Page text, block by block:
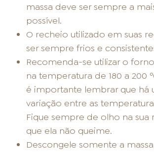
massa deve ser sempre a
possível.
O recheio utilizado em suas
ser sempre frios e
Recomenda-se utilizar o
na temperatura de 180 a 200
é importante lembrar que há
variação entre as
Fique sempre de olho na sua
que ela não queime.
Descongele somente a